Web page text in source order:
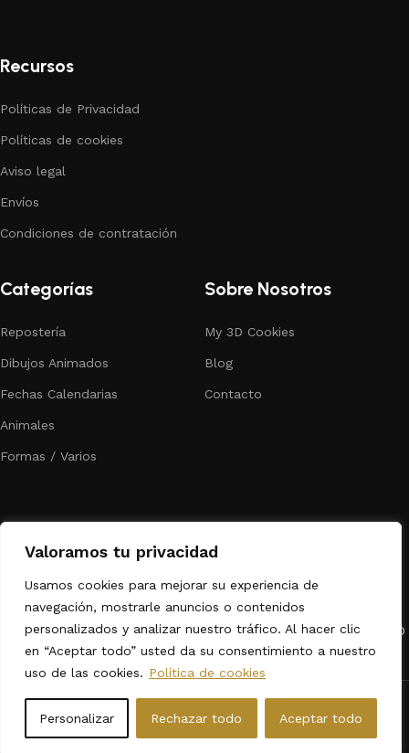
Valoramos tu privacidad
Usamos cookies para mejorar su experiencia de
navegación, mostrarle anuncios o contenidos
personalizados y analizar nuestro tráfico. Al hacer clic
en “Aceptar todo” usted da su consentimiento a nuestro
uso de las cookies. Política de cookies
Personalizar Rechazar todo Aceptar todo
Recursos
Políticas de Privacidad
Políticas de cookies
Aviso legal
Envíos
Condiciones de contratación
Categorías
Repostería
Dibujos Animados
Fechas Calendarias
Animales
Formas / Varios
Sobre Nosotros
My 3D Cookies
Blog
Contacto
¿Aún no sabes lo que hacemos?
¡Ofrecemos Cortadores y Marcadores de galletas impresos en 3D
o su fichero para que lo puedas usar tu mismo!